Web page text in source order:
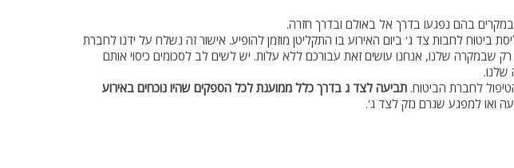
בהם נפגעו בדרך אל באולם ובדרך חזרה.
לחבות צד ג' ביום האירוע בו התקליטן מוזמן להופיע. אישור זה נשלח על ידנו לחברת
שבמקרה שלנו, אנחנו עושים זאת עבורכם ללא עלות. יש לשים לב לסכומים כיסוי אותם
לחברת הביטוח. תביעה לצד ג בדרך כלל ממוענת לכל הספקים שהיו נוכחים באירוע
ואו למפגע שגרם נזק לצד ג'.